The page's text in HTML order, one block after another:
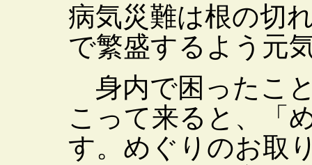
病気災難は根の切
で繁盛するよう元
身内で困ったこ
こって来ると、「
す。めぐりのお取